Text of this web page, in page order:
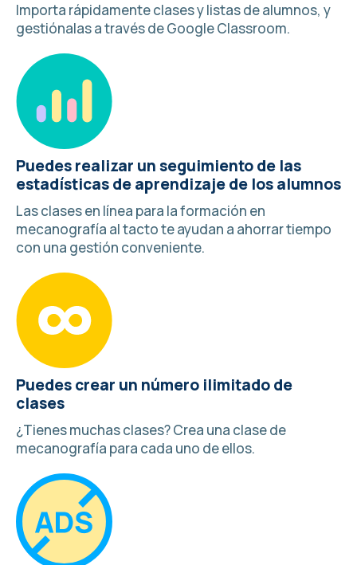
Importa rápidamente clases y listas de alumnos, y
gestiónalas a través deGoogle Classroom.
Puedes realizar un seguimiento de las
estadísticas de aprendizaje de los alumnos
Las clases en línea para la formación en
mecanografía al tacto te ayudan a ahorrar tiempo
con una gestión conveniente.
Puedes crear un número ilimitado de
clases
¿Tienes muchas clases?Crea una clase de
mecanografía para cada uno de ellos.